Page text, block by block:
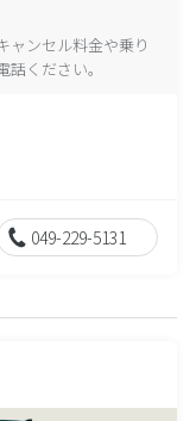
ャンセル料金や乗り
ください。
049-229-5131